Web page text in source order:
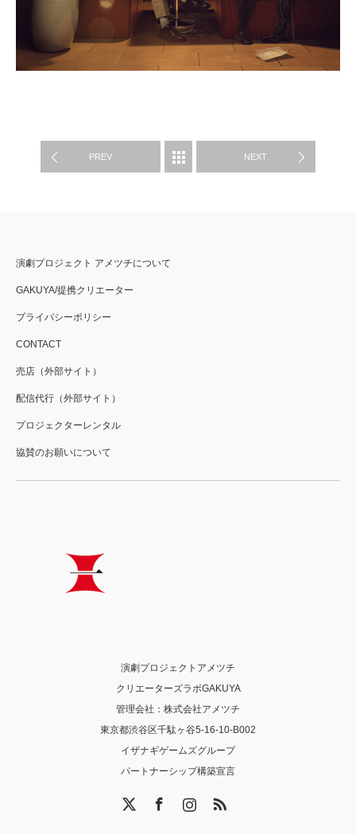
PREV
WORKS NEXT
演劇プロジェクト アメツチについて
GAKUYA/提携クリエーター
プライバシーポリシー
CONTACT
売店（外部サイト）
配信代行（外部サイト）
プロジェクターレンタル
協賛のお願いについて
演劇プロジェクトアメツチ
クリエーターズラボGAKUYA
管理会社：株式会社アメツチ
東京都渋谷区千駄ヶ谷5-16-10-B002
イザナギゲームズグループ
パートナーシップ構築宣言